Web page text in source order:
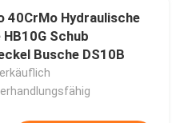
40CrMo Hydraulische
HB10G Schub
Busche DS10B